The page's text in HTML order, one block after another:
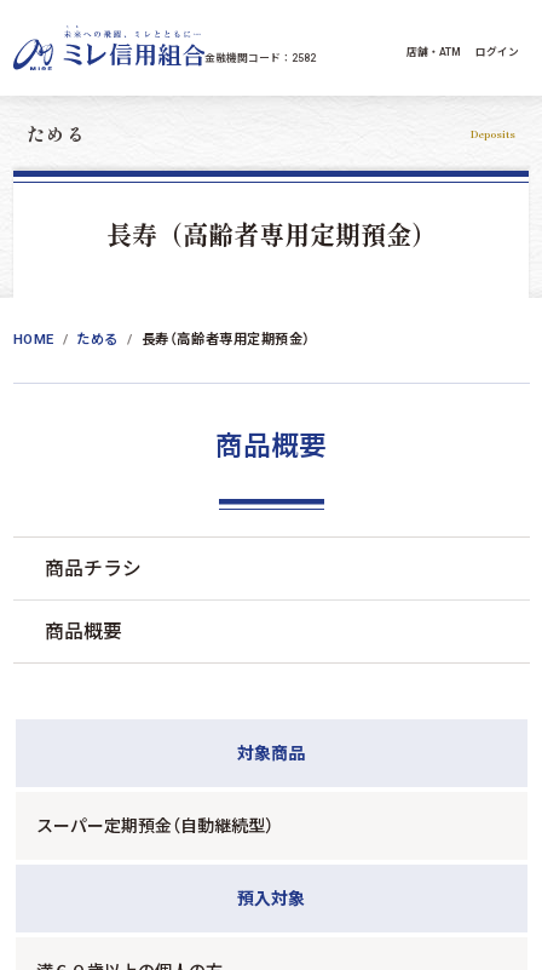
金融機関コード：2582 店舗・ATM ログイン
ためる Deposits
長寿（高齢者専用定期預金）
HOME ためる 長寿（高齢者専用定期預金）
商品概要
商品チラシ
商品概要
対象商品
スーパー定期預金（自動継続型）
預入対象